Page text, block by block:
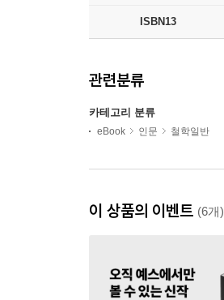
ISBN13
관련분류
카테고리 분류
eBook 인문 철학일반
이 상품의 이벤트 (6개)